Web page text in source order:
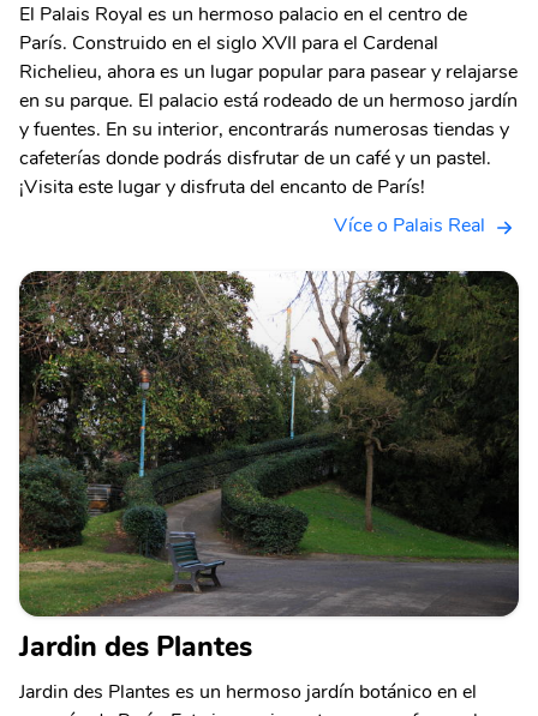
El Palais Royal es un hermoso palacio en el centro de
París. Construido en el siglo XVII para el Cardenal
Richelieu, ahora es un lugar popular para pasear y relajarse
en su parque. El palacio está rodeado de un hermoso jardín
y fuentes. En su interior, encontrarás numerosas tiendas y
cafeterías donde podrás disfrutar de un café y un pastel.
¡Visita este lugar y disfruta del encanto de París!
Více o Palais Real
Jardin des Plantes
Jardin des Plantes es un hermoso jardín botánico en el